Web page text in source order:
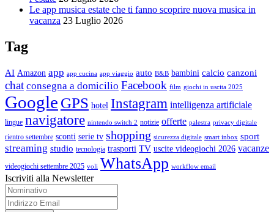
Le app musica estate che ti fanno scoprire nuova musica in
vacanza 23 Luglio 2026
Tag
AI Amazon app app cucina app viaggio auto B&B bambini calcio canzoni
chat consegna a domicilio Facebook film giochi in uscita 2025
Google GPS hotel Instagram intelligenza artificiale
lingue navigatore nintendo switch 2 notizie offerte palestra privacy digitale
rientro settembre sconti serie tv shopping sicurezza digitale smart inbox sport
streaming studio tecnologia trasporti TV uscite videogiochi 2026 vacanze
videogiochi settembre 2025 voli WhatsApp workflow email
Iscriviti alla Newsletter